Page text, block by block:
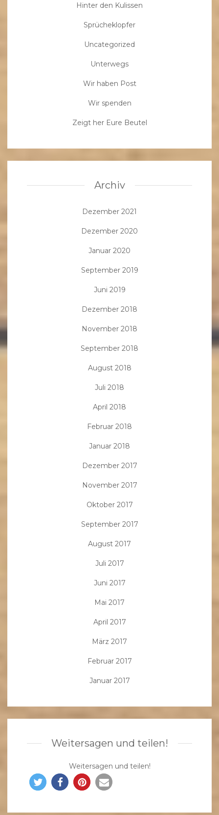
Hinter den Kulissen
Sprücheklopfer
Uncategorized
Unterwegs
Wir haben Post
Wir spenden
Zeigt her Eure Beutel
Archiv
Dezember 2021
Dezember 2020
Januar 2020
September 2019
Juni 2019
Dezember 2018
November 2018
September 2018
August 2018
Juli 2018
April 2018
Februar 2018
Januar 2018
Dezember 2017
November 2017
Oktober 2017
September 2017
August 2017
Juli 2017
Juni 2017
Mai 2017
April 2017
März 2017
Februar 2017
Januar 2017
Weitersagen und teilen!
Weitersagen und teilen!